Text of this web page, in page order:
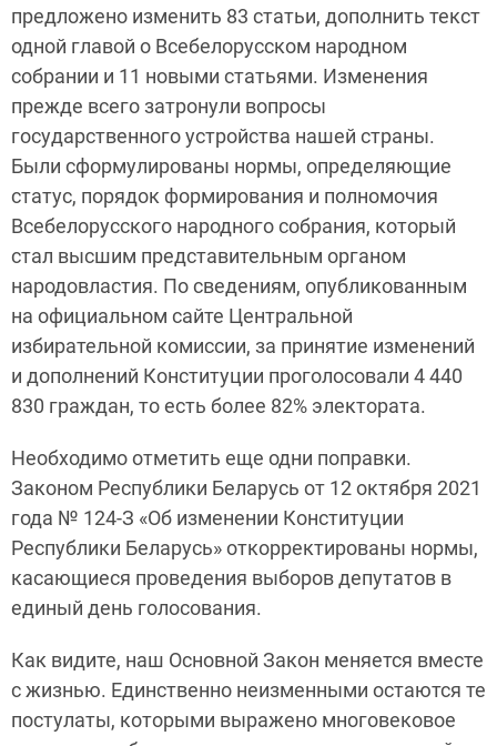
предложено изменить 83 статьи, дополнить текст
одной главой о Всебелорусском народном
собрании и 11 новыми статьями. Изменения
прежде всего затронули вопросы
государственного устройства нашей страны.
Были сформулированы нормы, определяющие
статус, порядок формирования и полномочия
Всебелорусского народного собрания, который
стал высшим представительным органом
народовластия. По сведениям, опубликованным
на официальном сайте Центральной
избирательной комиссии, за принятие изменений
и дополнений Конституции проголосовали 4 440
830 граждан, то есть более 82% электората.
Необходимо отметить еще одни поправки.
Законом Республики Беларусь от 12 октября 2021
года № 124-З «Об изменении Конституции
Республики Беларусь» откорректированы нормы,
касающиеся проведения выборов депутатов в
единый день голосования.
Как видите, наш Основной Закон меняется вместе
с жизнью. Единственно неизменными остаются те
постулаты, которыми выражено многовековое